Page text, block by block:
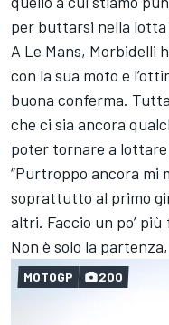
per buttarsi nella lotta
A Le Mans, Morbidelli
con la sua moto e
buona conferma.
che ci sia ancora
poter tornare a
“Purtroppo ancora mi
soprattutto al primo
altri. Faccio un po’
Non è solo la
MOTOGP 200